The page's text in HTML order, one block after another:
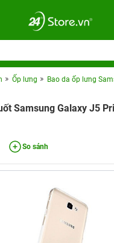
Ốp lưng Bao da ốp lưng
Samsung Galaxy J5
So sánh